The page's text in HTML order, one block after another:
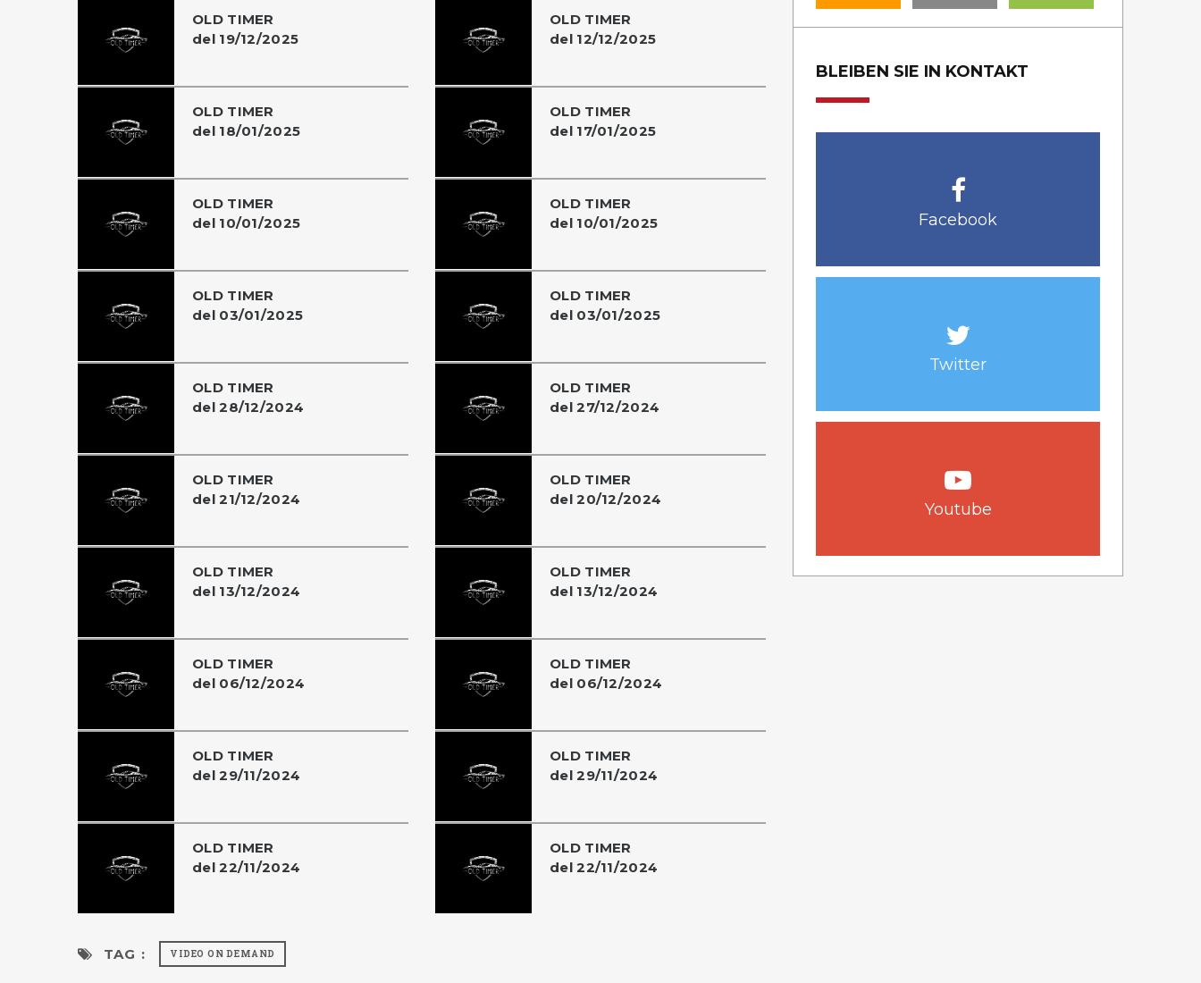
OLD TIMER
del 19/12/2025
OLD TIMER
del 12/12/2025
OLD TIMER
del 18/01/2025
OLD TIMER
del 17/01/2025
OLD TIMER
del 10/01/2025
OLD TIMER
del 10/01/2025
OLD TIMER
del 03/01/2025
OLD TIMER
del 03/01/2025
OLD TIMER
del 28/12/2024
OLD TIMER
del 27/12/2024
OLD TIMER
del 21/12/2024
OLD TIMER
del 20/12/2024
OLD TIMER
del 13/12/2024
OLD TIMER
del 13/12/2024
OLD TIMER
del 06/12/2024
OLD TIMER
del 06/12/2024
OLD TIMER
del 29/11/2024
OLD TIMER
del 29/11/2024
OLD TIMER
del 22/11/2024
OLD TIMER
del 22/11/2024
TAG : VIDEO ON DEMAND
BLEIBEN SIE IN KONTAKT
Facebook
Twitter
Youtube